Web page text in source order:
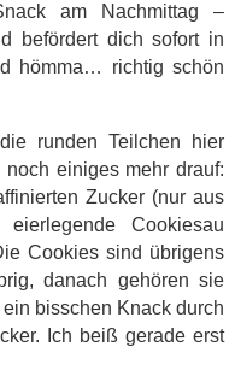
am Nachmittag –
befördert dich sofort in
hömma… richtig schön
runden Teilchen hier
einiges mehr drauf:
Zucker (nur aus
Cookiesau
Cookies sind übrigens
danach gehören sie
bisschen Knack durch
Ich beiß gerade erst